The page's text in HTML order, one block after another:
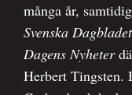
många år,
Svenska Dagbladet
Dagens Nyheter
Herbert Tingsten.